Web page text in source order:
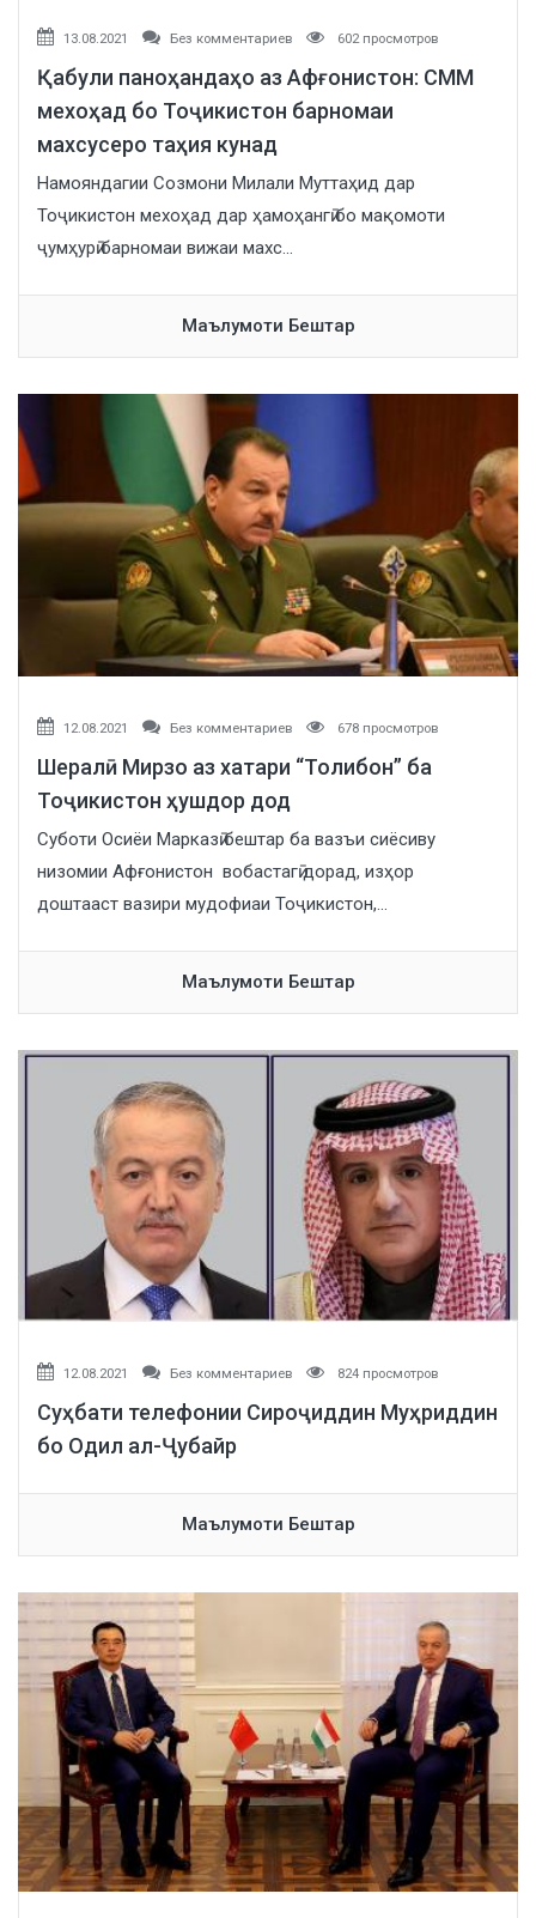
13.08.2021 Без комментариев 602 просмотров
Қабули паноҳандаҳо аз Афғонистон: СММ
мехоҳад бо Тоҷикистон барномаи
махсусеро таҳия кунад
Намояндагии Созмони Милали Муттаҳид дар
Тоҷикистон мехоҳад дар ҳамоҳангӣ бо мақомоти
ҷумҳурӣ барномаи вижаи махс...
Маълумоти Бештар
12.08.2021 Без комментариев 678 просмотров
Шералӣ Мирзо аз хатари “Толибон” ба
Тоҷикистон ҳушдор дод
Суботи Осиёи Марказӣ бештар ба вазъи сиёсиву
низомии Афғонистон вобастагӣ дорад, изҳор
доштааст вазири мудофиаи Тоҷикистон,...
Маълумоти Бештар
12.08.2021 Без комментариев 824 просмотров
Суҳбати телефонии Сироҷиддин Муҳриддин
бо Одил ал-Ҷубайр
Маълумоти Бештар